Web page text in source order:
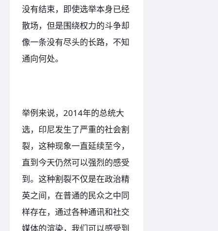
没有结束，即使选举本身已经
散场，但是围绕权力的斗争却
像一条没有尽头的长路，不知
通向何处。
举例来说，2014年的总统大
选，印尼发生了严重的社会割
裂，这种现象一直延续至今，
直到今天仍然可以强烈的感受
到。这种割裂不仅是在政治精
英之间，在普通的民众之中同
样存在，通过各种通讯和社交
媒体的渲染，我们可以感受到